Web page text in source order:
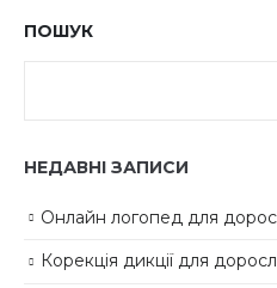
ПОШУК
НЕДАВНІ ЗАПИСИ
Онлайн логопед для
Корекція дикції для